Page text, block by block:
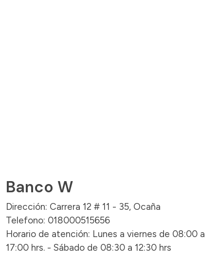
Banco W
Dirección: Carrera 12 # 11 - 35, Ocaña
Telefono: 018000515656
Horario de atención: Lunes a viernes de 08:00 a
17:00 hrs. - Sábado de 08:30 a 12:30 hrs